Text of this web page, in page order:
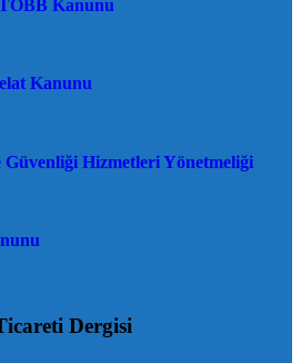
TOBB Kanunu
Kanunu
Güvenliği Hizmetleri Yönetmeliği
Dergisi